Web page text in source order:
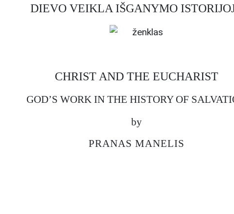
DIEVO VEIKLA IŠGANYMO
CHRIST AND THE EUCHARIST
GOD’S WORK IN THE HISTORY OF
by
PRANAS MANELIS